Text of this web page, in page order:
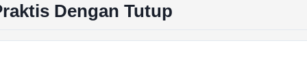
Dengan Tutup